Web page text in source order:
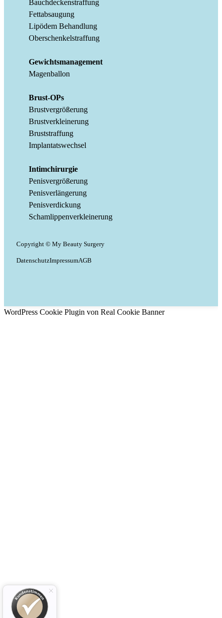
Bauchdeckenstraffung
Fettabsaugung
Lipödem Behandlung
Oberschenkelstraffung
Gewichtsmanagement
Magenballon
Brust-OPs
Brustvergrößerung
Brustverkleinerung
Bruststraffung
Implantatswechsel
Intimchirurgie
Penisvergrößerung
Penisverlängerung
Penisverdickung
Schamlippenverkleinerung
Copyright © My Beauty Surgery
DatenschutzImpressumAGB
WordPress Cookie Plugin von Real Cookie Banner